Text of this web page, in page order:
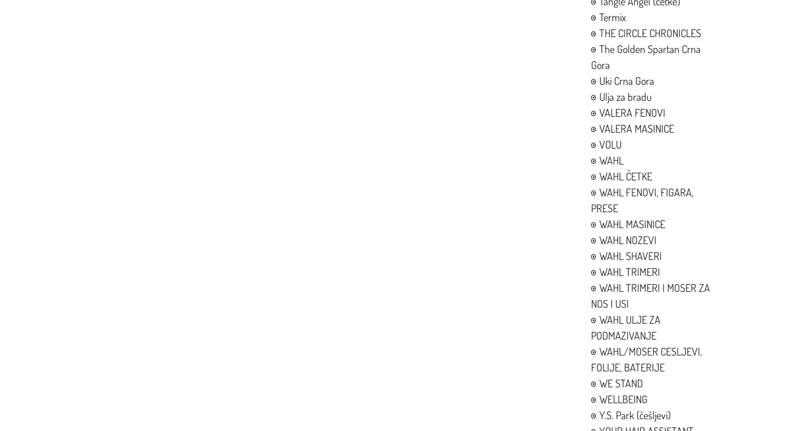
Termix
THE CIRCLE CHRONICLES
The Golden Spartan Crna
Gora
Uki Crna Gora
Ulja za bradu
VALERA FENOVI
VALERA MASINICE
VOLU
WAHL
WAHL ČETKE
WAHL FENOVI, FIGARA,
PRESE
WAHL MASINICE
WAHL NOZEVI
WAHL SHAVERI
WAHL TRIMERI
WAHL TRIMERI I MOSER ZA
NOS I USI
WAHL ULJE ZA
PODMAZIVANJE
WAHL/MOSER CESLJEVI,
FOLIJE, BATERIJE
WE STAND
WELLBEING
Y.S. Park (češljevi)